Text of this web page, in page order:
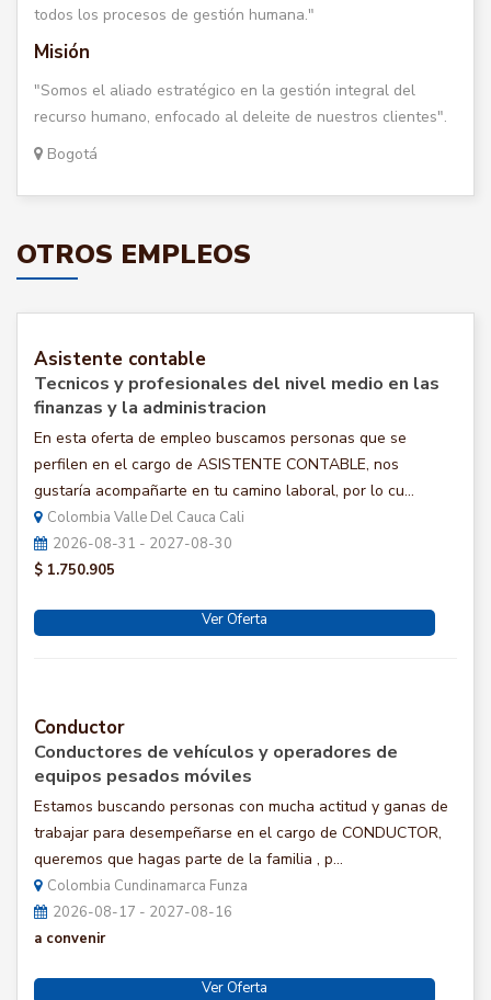
todos los procesos de gestión humana."
Misión
"Somos el aliado estratégico en la gestión integral del
recurso humano, enfocado al deleite de nuestros clientes".
Bogotá
OTROS EMPLEOS
Asistente contable
Tecnicos y profesionales del nivel medio en las
finanzas y la administracion
En esta oferta de empleo buscamos personas que se
perfilen en el cargo de ASISTENTE CONTABLE, nos
gustaría acompañarte en tu camino laboral, por lo cu...
Colombia Valle Del Cauca Cali
2026-08-31 - 2027-08-30
$ 1.750.905
Ver Oferta
Conductor
Conductores de vehículos y operadores de
equipos pesados móviles
Estamos buscando personas con mucha actitud y ganas de
trabajar para desempeñarse en el cargo de CONDUCTOR,
queremos que hagas parte de la familia , p...
Colombia Cundinamarca Funza
2026-08-17 - 2027-08-16
a convenir
Ver Oferta